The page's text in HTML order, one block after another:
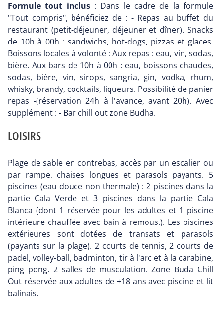
Formule tout inclus : Dans le cadre de la formule
"Tout compris", bénéficiez de : - Repas au buffet du
restaurant (petit-déjeuner, déjeuner et dîner). Snacks
de 10h à 00h : sandwichs, hot-dogs, pizzas et glaces.
Boissons locales à volonté : Aux repas : eau, vin, sodas,
bière. Aux bars de 10h à 00h : eau, boissons chaudes,
sodas, bière, vin, sirops, sangria, gin, vodka, rhum,
whisky, brandy, cocktails, liqueurs. Possibilité de panier
repas -(réservation 24h à l'avance, avant 20h). Avec
supplément : - Bar chill out zone Budha.
LOISIRS
Plage de sable en contrebas, accès par un escalier ou
par rampe, chaises longues et parasols payants. 5
piscines (eau douce non thermale) : 2 piscines dans la
partie Cala Verde et 3 piscines dans la partie Cala
Blanca (dont 1 réservée pour les adultes et 1 piscine
intérieure chauffée avec bain à remous.). Les piscines
extérieures sont dotées de transats et parasols
(payants sur la plage). 2 courts de tennis, 2 courts de
padel, volley-ball, badminton, tir à l'arc et à la carabine,
ping pong. 2 salles de musculation. Zone Buda Chill
Out réservée aux adultes de +18 ans avec piscine et lit
balinais.